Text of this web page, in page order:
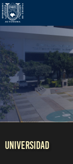
UNIVERSIDAD